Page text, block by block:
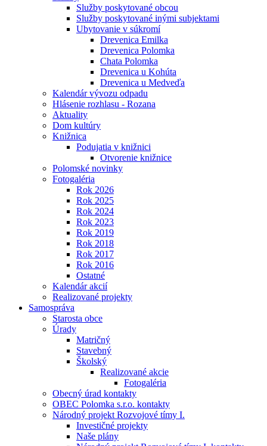
Služby poskytované obcou
Služby poskytované inými subjektami
Ubytovanie v súkromí
Drevenica Emilka
Drevenica Polomka
Chata Polomka
Drevenica u Kohúta
Drevenica u Medveďa
Kalendár vývozu odpadu
Hlásenie rozhlasu - Rozana
Aktuality
Dom kultúry
Knižnica
Podujatia v knižnici
Otvorenie knižnice
Polomské novinky
Fotogaléria
Rok 2026
Rok 2025
Rok 2024
Rok 2023
Rok 2019
Rok 2018
Rok 2017
Rok 2016
Ostatné
Kalendár akcií
Realizované projekty
Samospráva
Starosta obce
Úrady
Matričný
Stavebný
Školský
Realizované akcie
Fotogaléria
Obecný úrad kontakty
OBEC Polomka s.r.o. kontakty
Národný projekt Rozvojové tímy I.
Investičné projekty
Naše plány